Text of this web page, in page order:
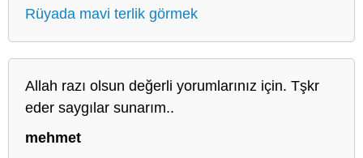
Rüyada mavi terlik görmek
Allah razı olsun değerli yorumlarınız için. Tşkr
eder saygılar sunarım..
mehmet